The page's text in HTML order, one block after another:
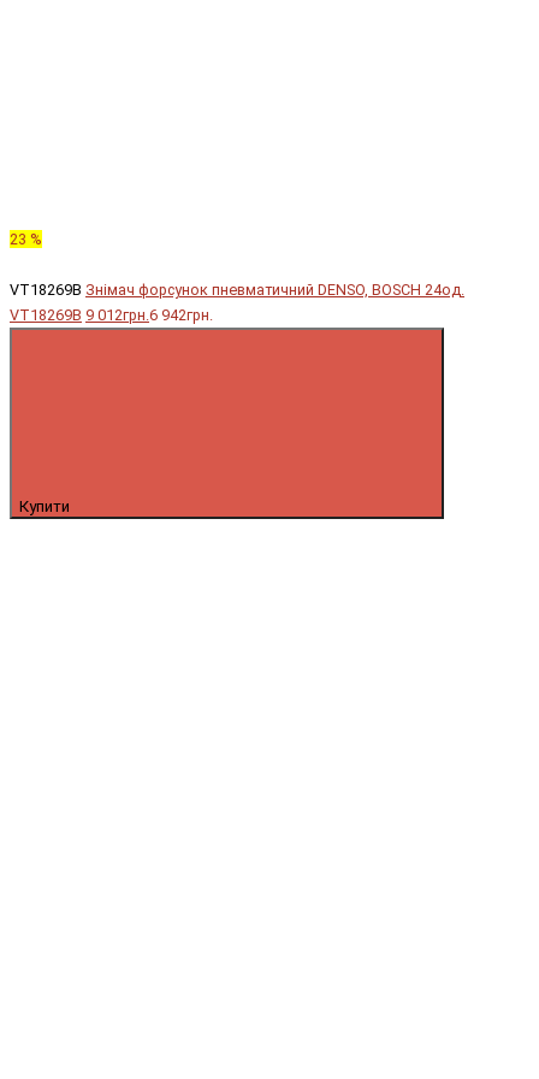
23 %
VT18269B Знімач форсунок пневматичний DENSO, BOSCH 24од.
VT18269B 9 012грн.6 942грн.
Купити